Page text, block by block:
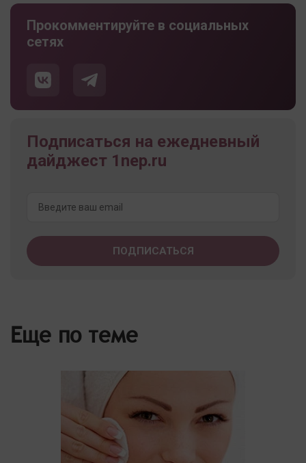
Прокомментируйте в социальных
сетях
Подписаться на ежедневный
дайджест 1nep.ru
Еще по теме